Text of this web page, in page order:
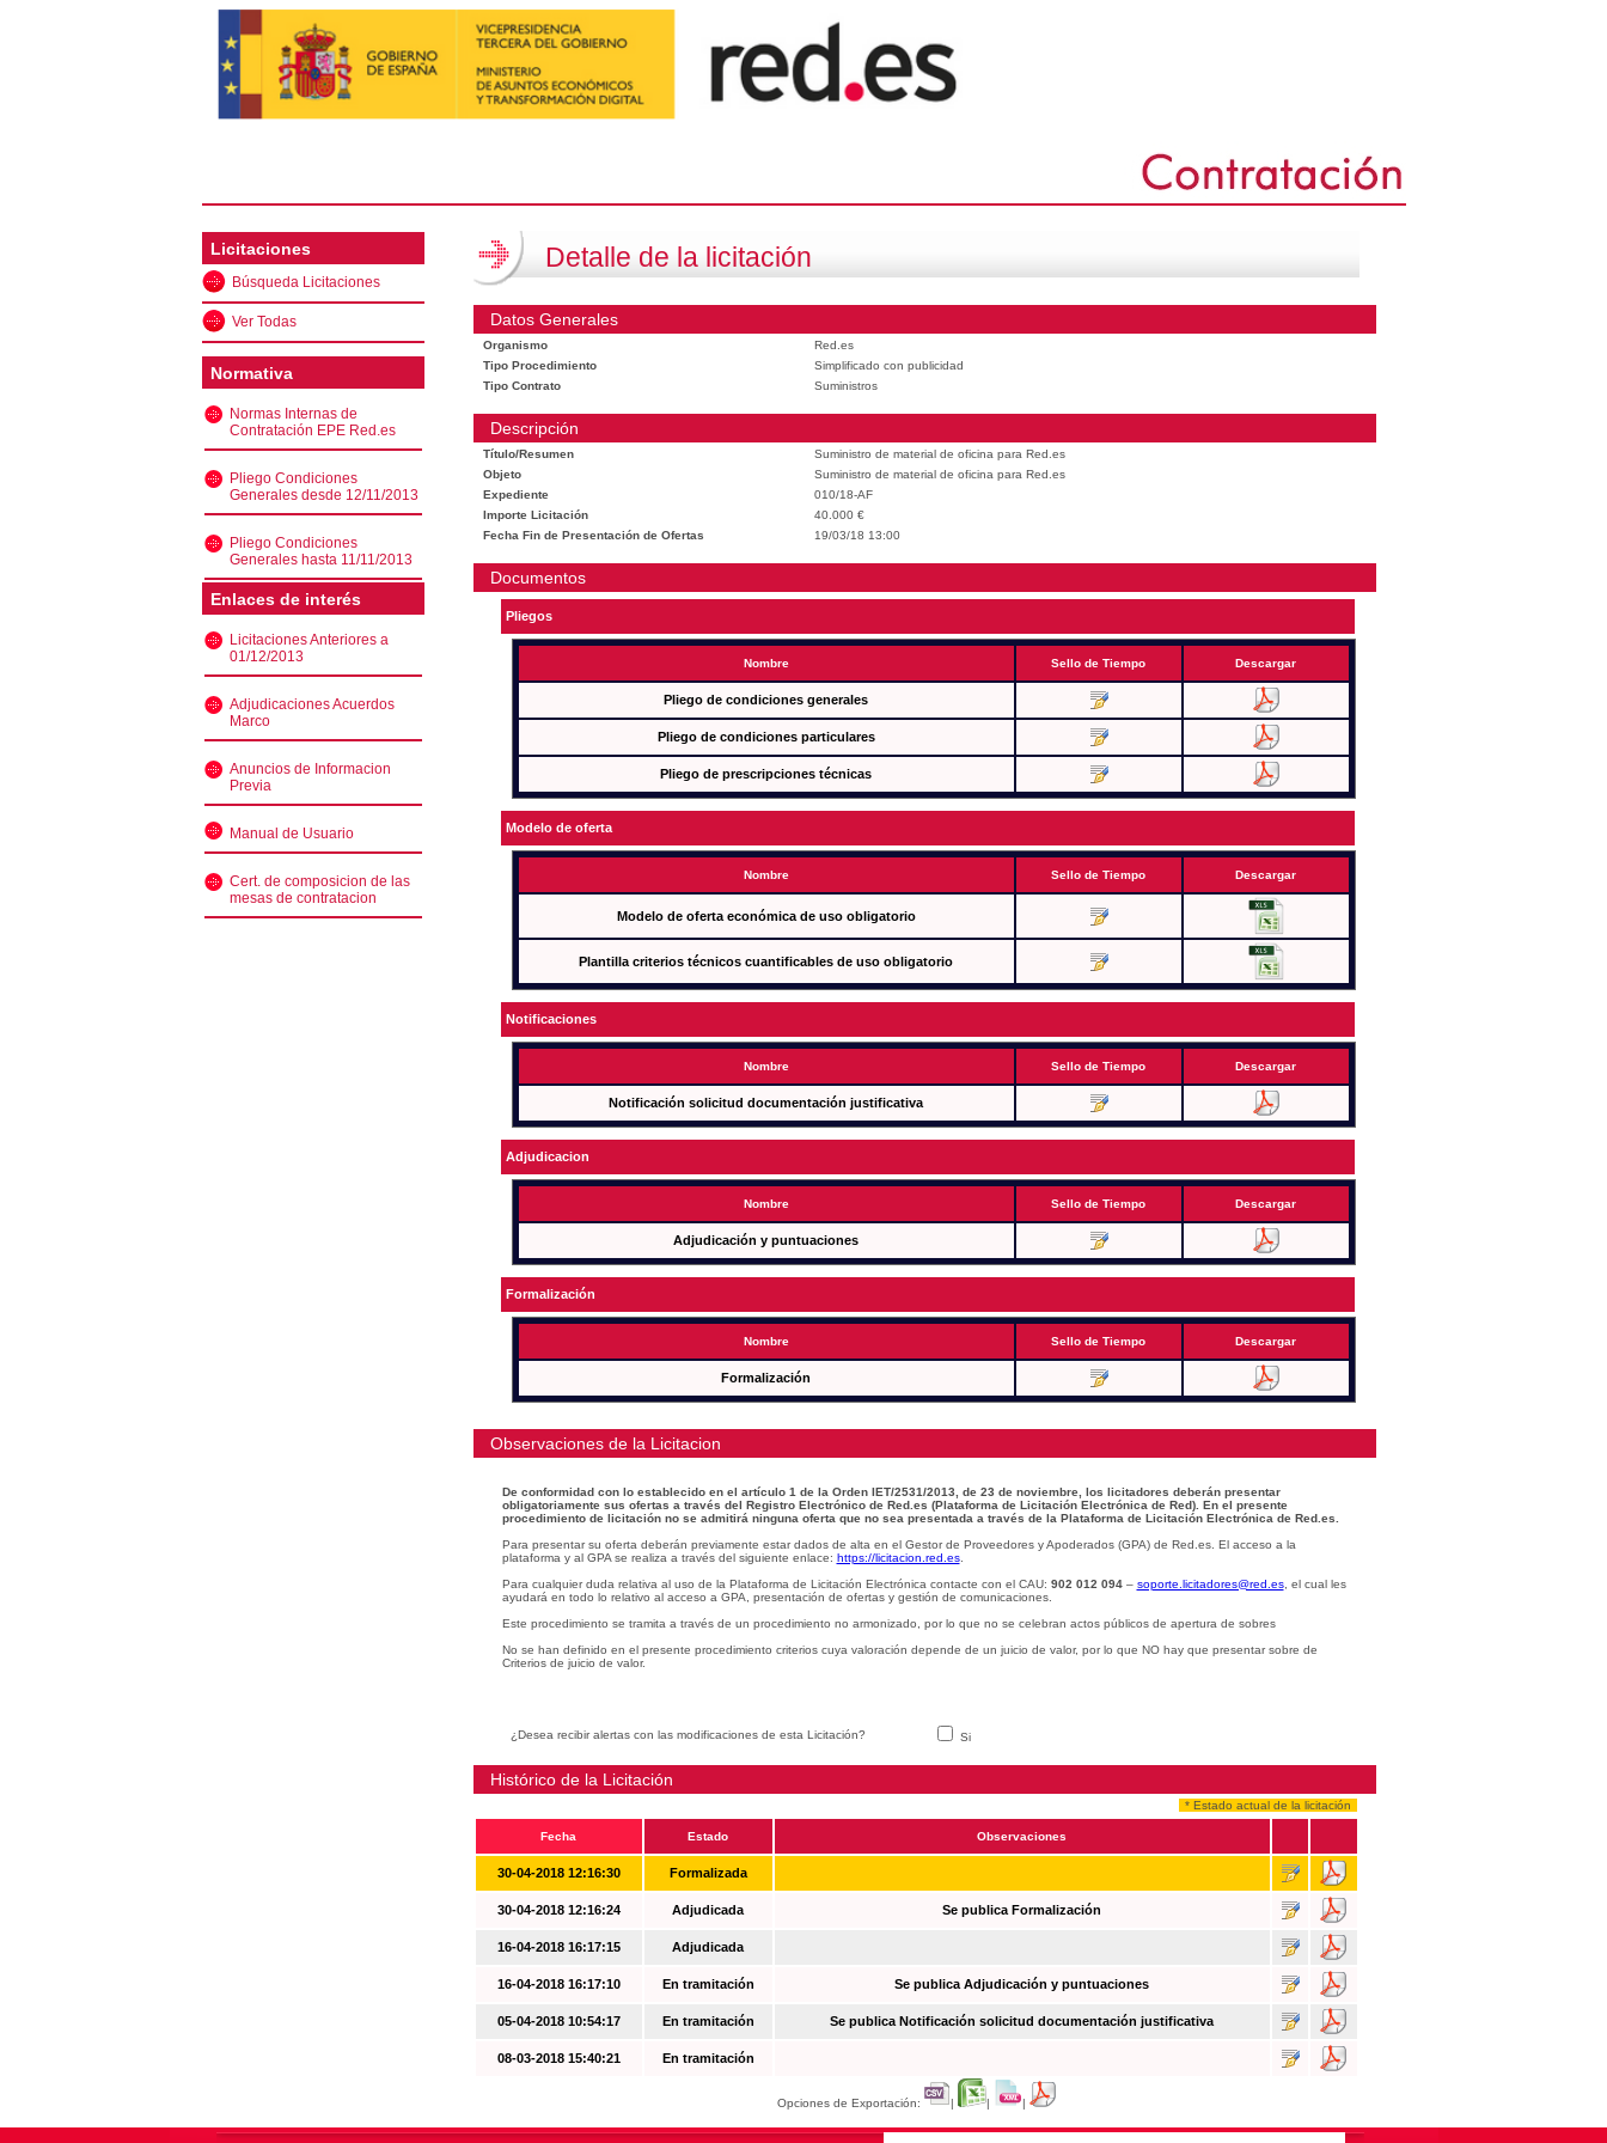
Licitaciones
Búsqueda Licitaciones
Ver Todas
Normativa
Normas Internas de
Contratación EPE Red.es
Pliego Condiciones
Generales desde 12/11/2013
Pliego Condiciones
Generales hasta 11/11/2013
Enlaces de interés
Licitaciones Anteriores a
01/12/2013
Adjudicaciones Acuerdos
Marco
Anuncios de Informacion
Previa
Manual de Usuario
Cert. de composicion de las
mesas de contratacion
Detalle de la licitación
Datos Generales
Organismo
Red.es
Tipo Procedimiento
Simplificado con publicidad
Tipo Contrato
Suministros
Descripción
Título/Resumen
Suministro de material de oficina para Red.es
Objeto
Suministro de material de oficina para Red.es
Expediente
010/18-AF
Importe Licitación
40.000 €
Fecha Fin de Presentación de Ofertas
19/03/18 13:00
Documentos
Pliegos
Nombre Sello de Tiempo Descargar
Pliego de condiciones generales
Pliego de condiciones particulares
Pliego de prescripciones técnicas
Modelo de oferta
Nombre Sello de Tiempo Descargar
Modelo de oferta económica de uso obligatorio
Plantilla criterios técnicos cuantificables de uso obligatorio
Notificaciones
Nombre Sello de Tiempo Descargar
Notificación solicitud documentación justificativa
Adjudicacion
Nombre Sello de Tiempo Descargar
Adjudicación y puntuaciones
Formalización
Nombre Sello de Tiempo Descargar
Formalización
Observaciones de la Licitacion
De conformidad con lo establecido en el artículo 1 de la Orden IET/2531/2013, de 23 de noviembre, los licitadores deberán presentar
obligatoriamente sus ofertas a través del Registro Electrónico de Red.es (Plataforma de Licitación Electrónica de Red). En el presente
procedimiento de licitación no se admitirá ninguna oferta que no sea presentada a través de la Plataforma de Licitación Electrónica de Red.es.
Para presentar su oferta deberán previamente estar dados de alta en el Gestor de Proveedores y Apoderados (GPA) de Red.es. El acceso a la
plataforma y al GPA se realiza a través del siguiente enlace: https://licitacion.red.es.
Para cualquier duda relativa al uso de la Plataforma de Licitación Electrónica contacte con el CAU: 902 012 094– soporte.licitadores@red.es, el cual les
ayudará en todo lo relativo al acceso a GPA, presentación de ofertas y gestión de comunicaciones.
Este procedimiento se tramita a través de un procedimiento no armonizado, por lo que no se celebran actos públicos de apertura de sobres
No se han definido en el presente procedimiento criterios cuya valoración depende de un juicio de valor, por lo que NO hay que presentar sobre de
Criterios de juicio de valor.
¿Desea recibir alertas con las modificaciones de esta Licitación? Si
Histórico de la Licitación
* Estado actual de la licitación
Fecha Estado Observaciones
30-04-2018 12:16:30 Formalizada
30-04-2018 12:16:24 Adjudicada Se publica Formalización
16-04-2018 16:17:15 Adjudicada
16-04-2018 16:17:10 En tramitación Se publica Adjudicación y puntuaciones
05-04-2018 10:54:17 En tramitación Se publica Notificación solicitud documentación justificativa
08-03-2018 15:40:21 En tramitación
Opciones de Exportación: | | |